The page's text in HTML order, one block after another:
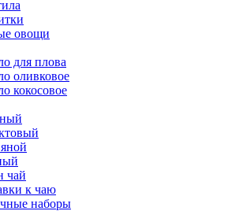
овощи
для плова
оливковое
кокосовое
чай
к чаю
наборы